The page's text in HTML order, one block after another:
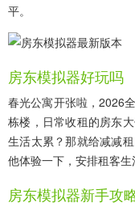
平。
房东模拟器好玩吗
春光公寓开张啦，2026
栋楼，日常收租的房东
生活太累？那就给减减
他体验一下，安排租客生
房东模拟器新手攻